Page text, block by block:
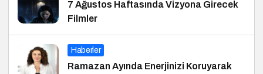
7 Ağustos Haftasında Vizyona Girecek
Filmler
Haberler
Ramazan Ayında Enerjinizi Koruyarak